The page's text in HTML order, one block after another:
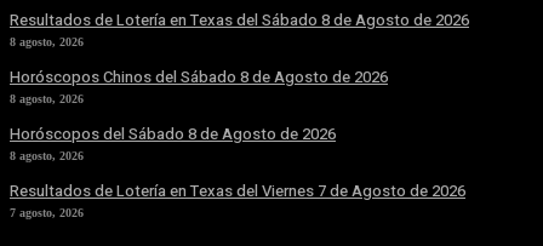
Resultados de Lotería en Texas del Sábado 8 de Agosto de 2026
8 agosto, 2026
Horóscopos Chinos del Sábado 8 de Agosto de 2026
8 agosto, 2026
Horóscopos del Sábado 8 de Agosto de 2026
8 agosto, 2026
Resultados de Lotería en Texas del Viernes 7 de Agosto de 2026
7 agosto, 2026